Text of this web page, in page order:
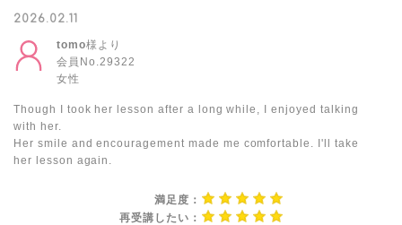
2026.02.11
tomo様より
会員No.29322
女性
Though I took her lesson after a long while, I enjoyed talking
with her.
Her smile and encouragement made me comfortable. I'll take
her lesson again.
満足度：
再受講したい：